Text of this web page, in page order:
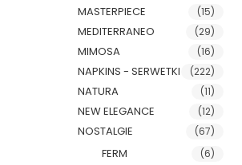
MASTERPIECE (15)
MEDITERRANEO (29)
MIMOSA (16)
NAPKINS - SERWETKI (222)
NATURA (11)
NEW ELEGANCE (12)
NOSTALGIE (67)
FERM (6)